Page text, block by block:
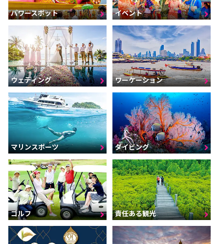
パワースポット イベント
ウェディング ワーケーション
マリンスポーツ ダイビング
ゴルフ 責任ある観光